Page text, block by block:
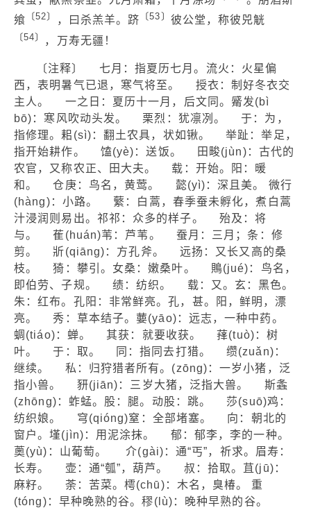
飨 〔52〕 ，曰杀羔羊。跻 〔53〕 彼公堂，称彼兕觥
〔54〕 ，万寿无疆！
〔注释〕 七月：指夏历七月。流火：火星偏
西，表明暑气已退，寒气将至。 授衣：制好冬衣交
主人。 一之日：夏历十一月，后文同。觱发(bì
bō)：寒风吹动头发。 栗烈：犹凛冽。 于：为，
指修理。耜(sì)：翻土农具，状如锹。 举趾：举足，
指开始耕作。 馌(yè)：送饭。 田畯(jùn)：古代的
农官，又称农正、田大夫。 载：开始。阳：暖
和。 仓庚：鸟名，黄莺。 懿(yì)：深且美。 微行
(hànɡ)：小路。 蘩：白蒿，春季蚕未孵化，煮白蒿
汁浸润则易出。祁祁：众多的样子。 殆及：将
与。 萑(huán)苇：芦苇。 蚕月：三月；条：修
剪。 斨(qiānɡ)：方孔斧。 远扬：又长又高的桑
枝。 猗：攀引。女桑：嫩桑叶。 鵙(jué)：鸟名，
即伯劳、子规。 绩：纺织。 载：又。玄：黑色。
朱：红布。孔阳：非常鲜亮。孔，甚。阳，鲜明，漂
亮。 秀：草本结子。葽(yāo)：远志，一种中药。
蜩(tiáo)：蝉。 其获：就要收获。 萚(tuò)：树
叶。 于：取。 同：指同去打猎。 缵(zuǎn)：
继续。 私：归狩猎者所有。(zōnɡ)：一岁小猪，泛
指小兽。 豜(jiān)：三岁大猪，泛指大兽。 斯螽
(zhōnɡ)：蚱蜢。股：腿。动股：跳。 莎(suō)鸡：
纺织娘。 穹(qiónɡ)窒：全部堵塞。 向：朝北的
窗户。墐(jìn)：用泥涂抹。 郁：郁李，李的一种。
薁(yù)：山葡萄。 介(ɡài)：通“丐”，祈求。眉寿：
长寿。 壶：通“瓠”，葫芦。 叔：拾取。苴(jū)：
麻籽。 荼：苦菜。樗(chū)：木名，臭椿。 重
(tónɡ)：早种晚熟的谷。穋(lù)：晚种早熟的谷。